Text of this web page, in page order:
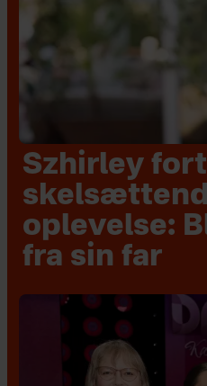
Szhirley
oplevelse:
fra sin far